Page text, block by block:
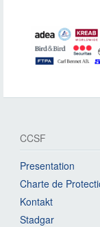
CCSF
Presentation
Charte de
Kontakt
Stadgar